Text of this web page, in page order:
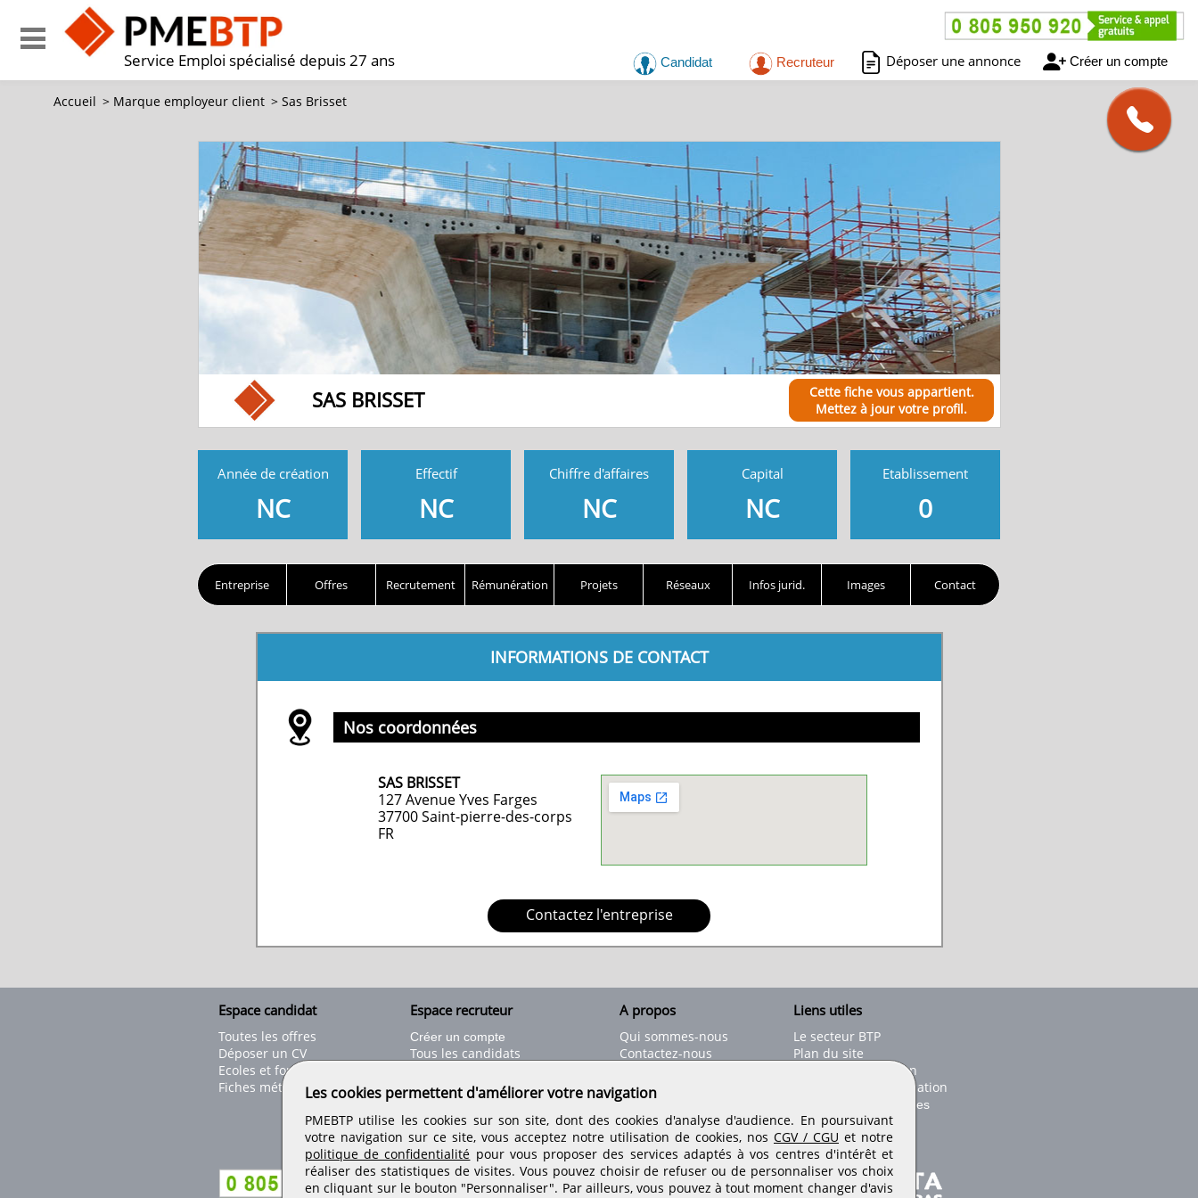
Service Emploi spécialisé depuis 27 ans Candidat Recruteur Déposer une annonce Créer un compte
Accueil > Marque employeur client > Sas Brisset
SAS BRISSET
Cette fiche vous appartient.
Mettez à jour votre profil.
Année de création
NC
Effectif
NC
Chiffre d'affaires
NC
Capital
NC
Etablissement
0
Entreprise Offres Recrutement Rémunération Projets Réseaux Infos jurid. Images Contact
INFORMATIONS DE CONTACT
Nos coordonnées
SAS BRISSET
127 Avenue Yves Farges
37700Saint-pierre-des-corps
FR
Contactez l'entreprise
Espace candidat
Toutes les offres
Déposer un CV
Ecoles et formations
Fiches métiers
Espace recruteur
Créer un compte
Tous les candidats
Déposer une offre de stage
Nos tarifs
A propos
Qui sommes-nous
Contactez-nous
Informations légales
Conditions générales
Rejoignez nos équipes
Liens utiles
Le secteur BTP
Plan du site
Conseils d'utilisation
Conditions de publication
Paramètres des cookies
Retrouvez-nous sur les réseaux sociaux
Les cookies permettent d'améliorer votre navigation
PMEBTP utilise les cookies sur son site, dont des cookies d'analyse d'audience. En poursuivant
votre navigation sur ce site, vous acceptez notre utilisation de cookies, nos CGV / CGU et notre
politique de confidentialité pour vous proposer des services adaptés à vos centres d'intérêt et
réaliser des statistiques de visites. Vous pouvez choisir de refuser ou de personnaliser vos choix
en cliquant sur le bouton "Personnaliser". Par ailleurs, vous pouvez à tout moment changer d'avis